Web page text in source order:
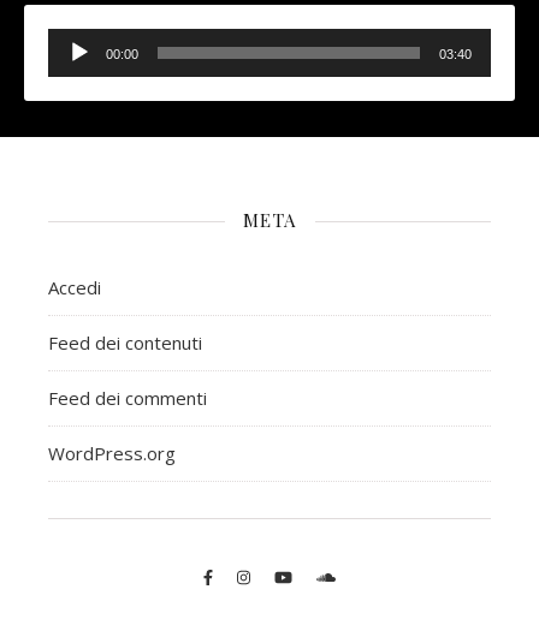
Audio
Player
00:00 03:40
META
Accedi
Feed dei contenuti
Feed dei commenti
WordPress.org